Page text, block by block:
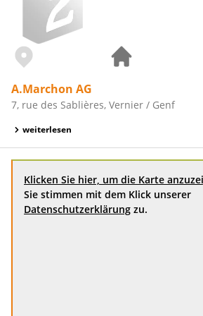
A.Marchon AG
7, rue des Sablières, Vernier / Genf
weiterlesen
Klicken Sie hier, um die Karte
Sie stimmen mit dem Klick unserer
Datenschutzerklärung zu.